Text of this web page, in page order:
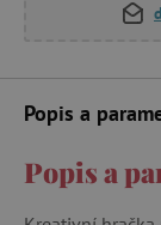
Popis a
Popis a